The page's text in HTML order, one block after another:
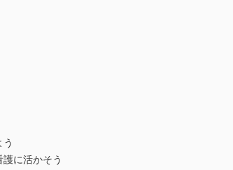
に活かそう